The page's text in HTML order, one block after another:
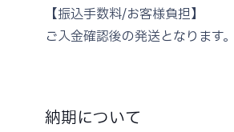
【振込手数料/お客様負担】
ご入金確認後の発送となります。
納期について